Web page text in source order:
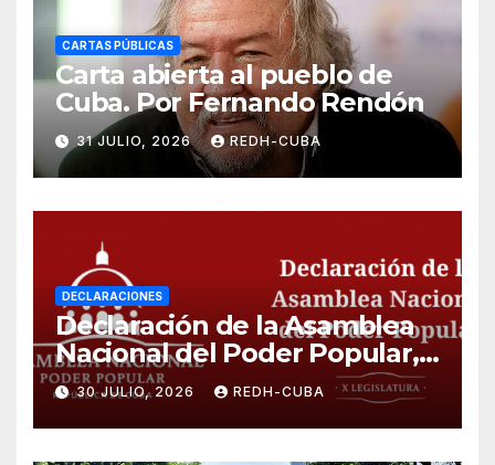
CARTAS PÚBLICAS
Carta abierta al pueblo de
Cuba. Por Fernando Rendón
31 JULIO, 2026 REDH-CUBA
DECLARACIONES
Declaración de la Asamblea
Nacional del Poder Popular,
¡Cesen el cerco energético y
el castigo colectivo al pueblo
cubano!
30 JULIO, 2026 REDH-CUBA